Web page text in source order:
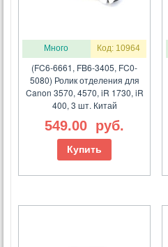
Много Код: 10964
(FC6-6661, FB6-3405, FC0-
5080) Ролик отделения для
Canon 3570, 4570, iR 1730, iR
400, 3 шт. Китай
549.00 руб.
Купить